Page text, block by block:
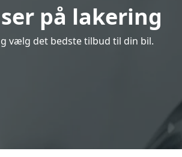
på lakering
vælg det bedste tilbud til din bil.